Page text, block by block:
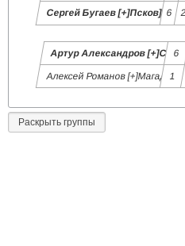
Сергей Бугаев [+]Псков] 6 2
Артур Александров [+]СПБ]
6
Алексей Романов [+]Магадан]
1
Раскрыть группы